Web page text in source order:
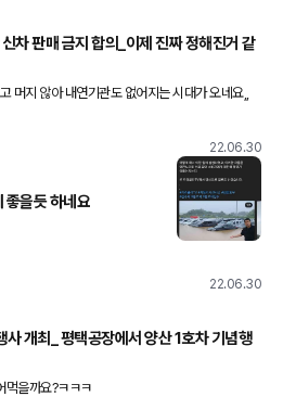
차 판매 금지 합의_이제 진짜 정해진거 같
머지 않아 내연기관도 없어지는 시대가 오네요,,
22.06.30
좋을듯 하네요
22.06.30
개최_ 평택공장에서 양산 1호차 기념행
먹을까요?ㅋㅋㅋ